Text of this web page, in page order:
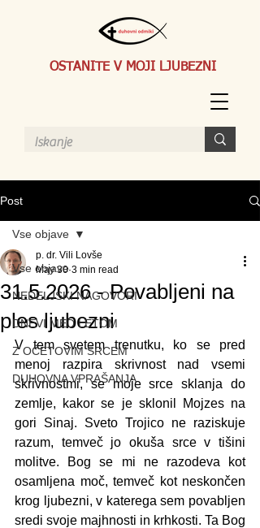
OSTANITE V MOJI LJUBEZNI
Post
Vse objave
NEDELJSKI NAGOVORI
DNEVI MED LETOM
Z OČETOVIM SRCEM
DUHOVNA VPRAŠANJA
Vse objave
31.5.2026 - Povabljeni na
ples ljubezni
p. dr. Vili Lovše
May 30 3 min read
V tem svetem trenutku, ko se pred
menoj razpira skrivnost nad vsemi
skrivnostmi, se moje srce sklanja do
zemlje, kakor se je sklonil Mojzes na
gori Sinaj. Sveto Trojico ne raziskuje
razum, temveč jo okuša srce v tišini
molitve. Bog se mi ne razodeva kot
osamljena moč, temveč kot neskončen
krog ljubezni, v katerega sem povabljen
sredi svoje majhnosti in krhkosti. Ta Bog